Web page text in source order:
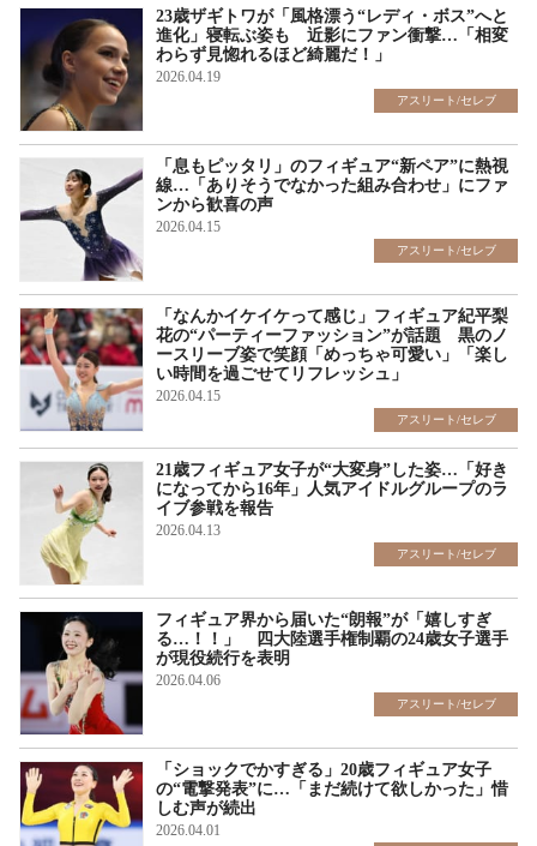
23歳ザギトワが「風格漂う“レディ・ボス”へと
進化」寝転ぶ姿も 近影にファン衝撃…「相変
わらず見惚れるほど綺麗だ！」
2026.04.19
アスリート/セレブ
「息もピッタリ」のフィギュア“新ペア”に熱視
線…「ありそうでなかった組み合わせ」にファ
ンから歓喜の声
2026.04.15
アスリート/セレブ
「なんかイケイケって感じ」フィギュア紀平梨
花の“パーティーファッション”が話題 黒のノ
ースリーブ姿で笑顔「めっちゃ可愛い」「楽し
い時間を過ごせてリフレッシュ」
2026.04.15
アスリート/セレブ
21歳フィギュア女子が“大変身”した姿…「好き
になってから16年」人気アイドルグループのラ
イブ参戦を報告
2026.04.13
アスリート/セレブ
フィギュア界から届いた“朗報”が「嬉しすぎ
る…！！」 四大陸選手権制覇の24歳女子選手
が現役続行を表明
2026.04.06
アスリート/セレブ
「ショックでかすぎる」20歳フィギュア女子
の“電撃発表”に…「まだ続けて欲しかった」惜
しむ声が続出
2026.04.01